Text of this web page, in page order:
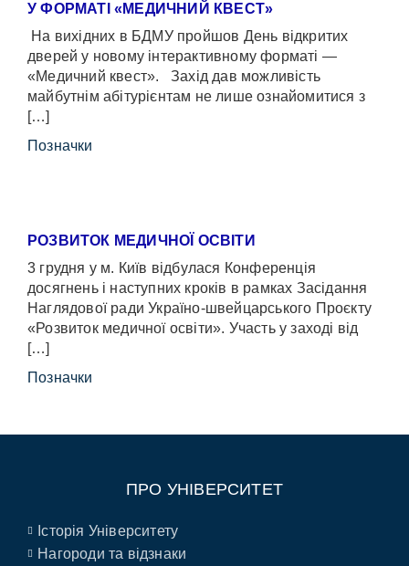
У ФОРМАТІ «МЕДИЧНИЙ КВЕСТ»
На вихідних в БДМУ пройшов День відкритих
дверей у новому інтерактивному форматі —
«Медичний квест». Захід дав можливість
майбутнім абітурієнтам не лише ознайомитися з
[…]
Позначки
РОЗВИТОК МЕДИЧНОЇ ОСВІТИ
3 грудня у м. Київ відбулася Конференція
досягнень і наступних кроків в рамках Засідання
Наглядової ради Україно-швейцарського Проєкту
«Розвиток медичної освіти». Участь у заході від
[…]
Позначки
ПРО УНІВЕРСИТЕТ
Історія Університету
Нагороди та відзнаки